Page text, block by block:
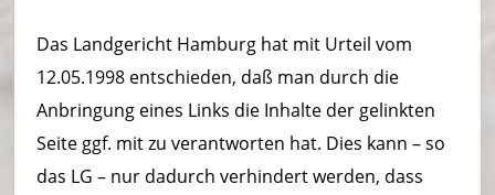
Das Landgericht Hamburg hat mit Urteil vom
12.05.1998 entschieden, daß man durch die
Anbringung eines Links die Inhalte der gelinkten
Seite ggf. mit zu verantworten hat. Dies kann – so
das LG – nur dadurch verhindert werden, dass